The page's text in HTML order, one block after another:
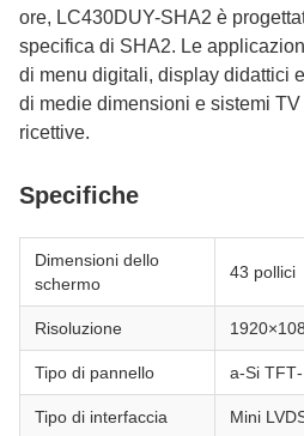
ore, LC430DUY-SHA2 è
specifica di SHA2. Le
di menu digitali, display didattici
di medie dimensioni e sistemi
ricettive.
Specifiche
Dimensioni dello
schermo
43 pollici
Risoluzione
Tipo di pannello a‑Si
Tipo di interfaccia Mini